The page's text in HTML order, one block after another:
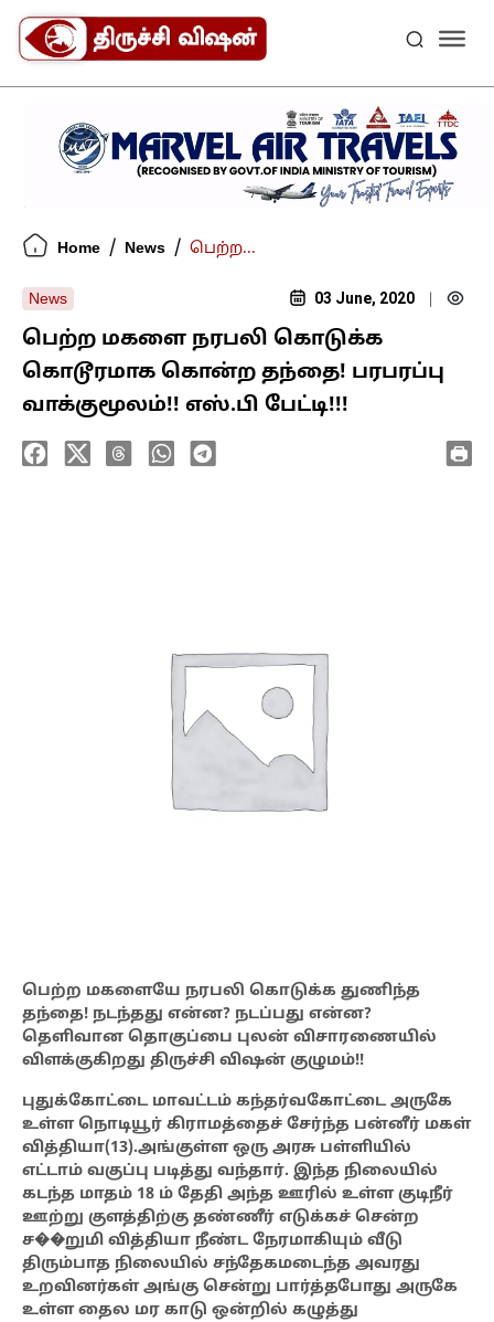
Home / News / பெற்ற...
News 03 June, 2020
பெற்ற மகளை நரபலி கொடுக்க
கொடூரமாக கொன்ற தந்தை! பரபரப்பு
வாக்குமூலம்!! எஸ்.பி பேட்டி!!!
பெற்ற மகளையே நரபலி கொடுக்க துணிந்த
தந்தை! நடந்தது என்ன? நடப்பது என்ன?
தெளிவான தொகுப்பை புலன் விசாரணையில்
விளக்குகிறது திருச்சி விஷன் குழுமம்!!
புதுக்கோட்டை மாவட்டம் கந்தர்வகோட்டை அருகே
உள்ள நொடியூர் கிராமத்தைச் சேர்ந்த பன்னீர் மகள்
வித்தியா(13).அங்குள்ள ஒரு அரசு பள்ளியில்
எட்டாம் வகுப்பு படித்து வந்தார். இந்த நிலையில்
கடந்த மாதம் 18 ம் தேதி அந்த ஊரில் உள்ள குடிநீர்
ஊற்று குளத்திற்கு தண்ணீர் எடுக்கச் சென்ற
ச��றுமி வித்தியா நீண்ட நேரமாகியும் வீடு
திரும்பாத நிலையில் சந்தேகமடைந்த அவரது
உறவினர்கள்அங்கு சென்று பார்த்தபோது அருகே
உள்ள தைல மர காடு ஒன்றில் கழுத்து